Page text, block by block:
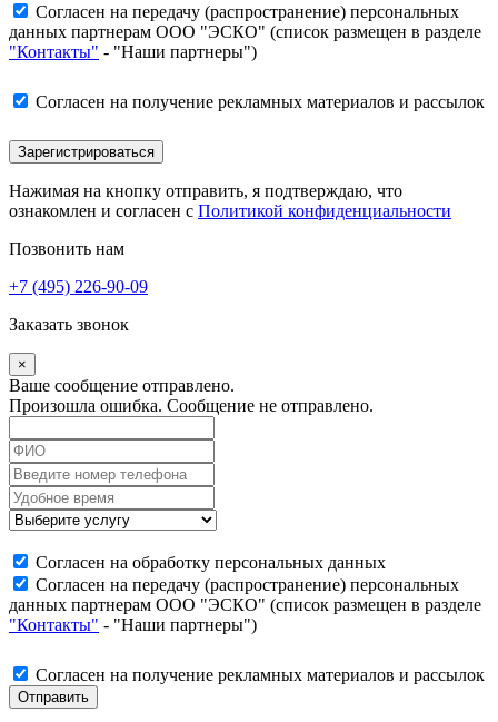
Согласен на передачу (распространение) персональных
данных партнерам ООО "ЭСКО" (список размещен в разделе
"Контакты" - "Наши партнеры")
Согласен на получение рекламных материалов и рассылок
Нажимая на кнопку отправить, я подтверждаю, что
ознакомлен и согласен с Политикой конфиденциальности
Позвонить нам
+7 (495) 226-90-09
Заказать звонок
×
Ваше сообщение отправлено.
Произошла ошибка. Сообщение не отправлено.
Согласен на обработку персональных данных
Согласен на передачу (распространение) персональных
данных партнерам ООО "ЭСКО" (список размещен в разделе
"Контакты" - "Наши партнеры")
Согласен на получение рекламных материалов и рассылок
Отправить